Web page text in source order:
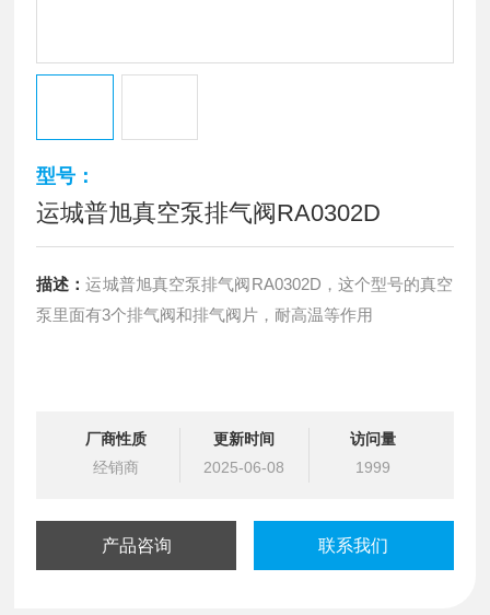
型号：
运城普旭真空泵排气阀RA0302D
描述：运城普旭真空泵排气阀RA0302D，这个型号的真空
泵里面有3个排气阀和排气阀片，耐高温等作用
厂商性质
经销商
更新时间
2025-06-08
访问量
1999
产品咨询 联系我们